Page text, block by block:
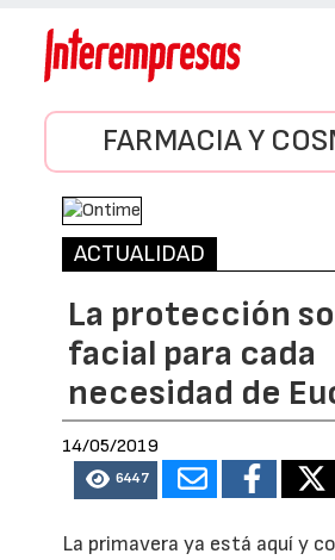
FARMACIA Y
ACTUALIDAD
La protección
facial para cada
necesidad de
14/05/2019
6447
La primavera ya está aquí y